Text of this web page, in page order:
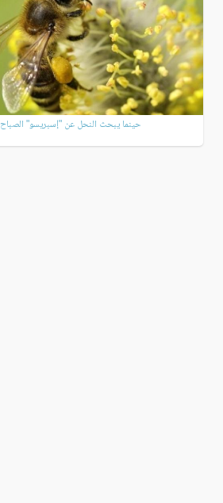
حينما يبحث النحل عن "إسبريسو" الصباح